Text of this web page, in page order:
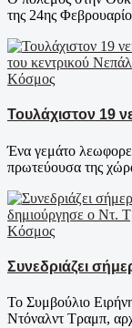
της 24ης
Κόσμος
Τουλάχιστον 19
Ένα γεμάτο
πρωτεύουσα της
Κόσμος
Συνεδριάζει
Το Συμβούλιο
Ντόναλντ Τραμπ,